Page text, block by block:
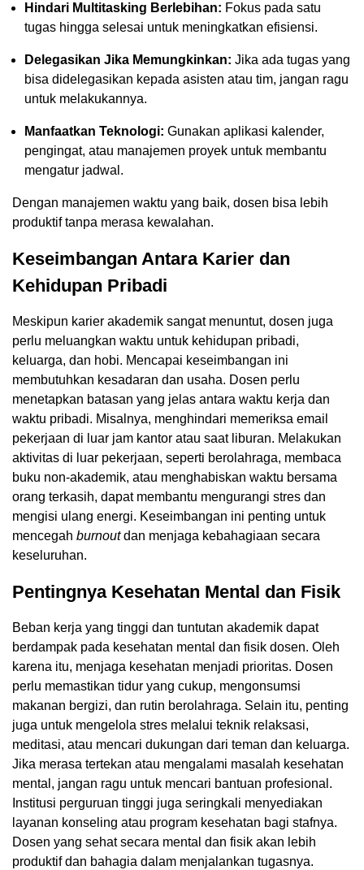
Hindari Multitasking Berlebihan: Fokus pada satu
tugas hingga selesai untuk meningkatkan efisiensi.
Delegasikan Jika Memungkinkan: Jika ada tugas yang
bisa didelegasikan kepada asisten atau tim, jangan ragu
untuk melakukannya.
Manfaatkan Teknologi: Gunakan aplikasi kalender,
pengingat, atau manajemen proyek untuk membantu
mengatur jadwal.
Dengan manajemen waktu yang baik, dosen bisa lebih
produktif tanpa merasa kewalahan.
Keseimbangan Antara Karier dan
Kehidupan Pribadi
Meskipun karier akademik sangat menuntut, dosen juga
perlu meluangkan waktu untuk kehidupan pribadi,
keluarga, dan hobi. Mencapai keseimbangan ini
membutuhkan kesadaran dan usaha. Dosen perlu
menetapkan batasan yang jelas antara waktu kerja dan
waktu pribadi. Misalnya, menghindari memeriksa email
pekerjaan di luar jam kantor atau saat liburan. Melakukan
aktivitas di luar pekerjaan, seperti berolahraga, membaca
buku non-akademik, atau menghabiskan waktu bersama
orang terkasih, dapat membantu mengurangi stres dan
mengisi ulang energi. Keseimbangan ini penting untuk
mencegah burnoutdan menjaga kebahagiaan secara
keseluruhan.
Pentingnya Kesehatan Mental dan Fisik
Beban kerja yang tinggi dan tuntutan akademik dapat
berdampak pada kesehatan mental dan fisik dosen. Oleh
karena itu, menjaga kesehatan menjadi prioritas. Dosen
perlu memastikan tidur yang cukup, mengonsumsi
makanan bergizi, dan rutin berolahraga. Selain itu, penting
juga untuk mengelola stres melalui teknik relaksasi,
meditasi, atau mencari dukungan dari teman dan keluarga.
Jika merasa tertekan atau mengalami masalah kesehatan
mental, jangan ragu untuk mencari bantuan profesional.
Institusi perguruan tinggi juga seringkali menyediakan
layanan konseling atau program kesehatan bagi stafnya.
Dosen yang sehat secara mental dan fisik akan lebih
produktif dan bahagia dalam menjalankan tugasnya.